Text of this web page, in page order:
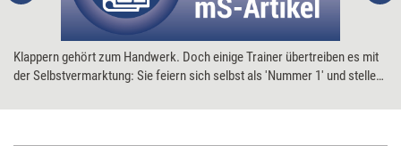
Klappern gehört zum Handwerk. Doch einige Trainer übertreiben es mit
der Selbstvermarktung: Sie feiern sich selbst als 'Nummer 1' und stellen
nicht gefallen lassen, rät Marketing-Experte Bernhard Kuntz.